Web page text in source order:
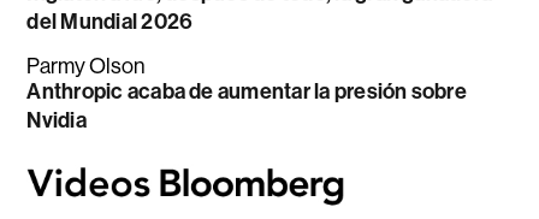
del Mundial 2026
Parmy Olson
Anthropic acaba de aumentar la presión sobre
Nvidia